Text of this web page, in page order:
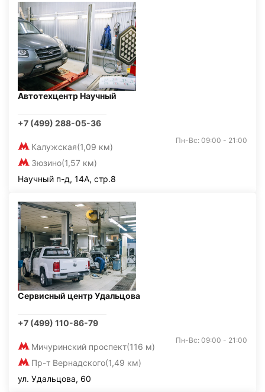
Автотехцентр Научный
+7 (499) 288-05-36
Калужская(1,09 км)
Зюзино(1,57 км)
Пн-Вс: 09:00 - 21:00
Научный п-д, 14А, стр.8
Сервисный центр Удальцова
+7 (499) 110-86-79
Мичуринский проспект(116 м)
Пр-т Вернадского(1,49 км)
Пн-Вс: 09:00 - 21:00
ул. Удальцова, 60